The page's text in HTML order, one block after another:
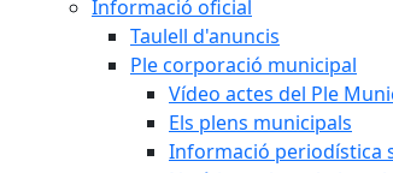
Informació oficial
Taulell d'anuncis
Ple corporació municipal
Vídeo actes del Ple
Els plens municipals
Informació periodística